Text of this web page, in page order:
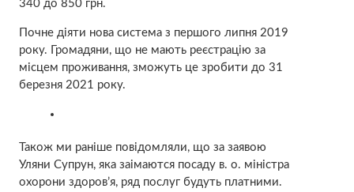
340 до 850 грн.
Почне діяти нова система з першого липня 2019
року. Громадяни, що не мають реєстрацію за
місцем проживання, зможуть це зробити до 31
березня 2021 року.
Також ми раніше повідомляли, що за заявою
Уляни Супрун, яка заімаются посаду в. о. міністра
охорони здоров’я, ряд послуг будуть платними.